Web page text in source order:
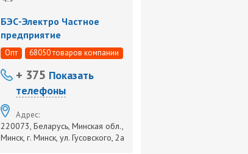
БЭС-Электро Частное
предприятие
Опт 68050 товаров компании
+ 375 Показать
телефоны
Адрес:
220073, Беларусь, Минская обл.,
Минск, г. Минск, ул. Гусовского, 2а